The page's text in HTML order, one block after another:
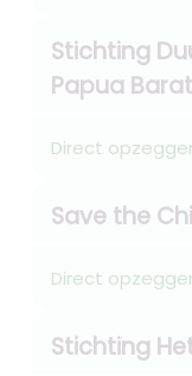
Stichting
Papua Barat
Direct
Save the
Direct
Stichting